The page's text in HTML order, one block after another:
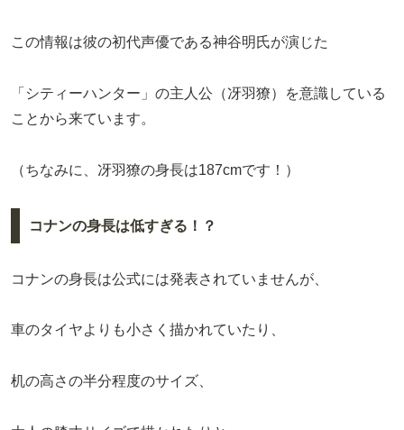
この情報は彼の初代声優である神谷明氏が演じた
「シティーハンター」の主人公（冴羽獠）を意識している
ことから来ています。
（ちなみに、冴羽獠の身長は187cmです！）
コナンの身長は低すぎる！？
コナンの身長は公式には発表されていませんが、
車のタイヤよりも小さく描かれていたり、
机の高さの半分程度のサイズ、